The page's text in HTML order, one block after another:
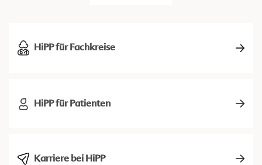
HiPP für Fachkreise
HiPP für Patienten
Karriere bei HiPP